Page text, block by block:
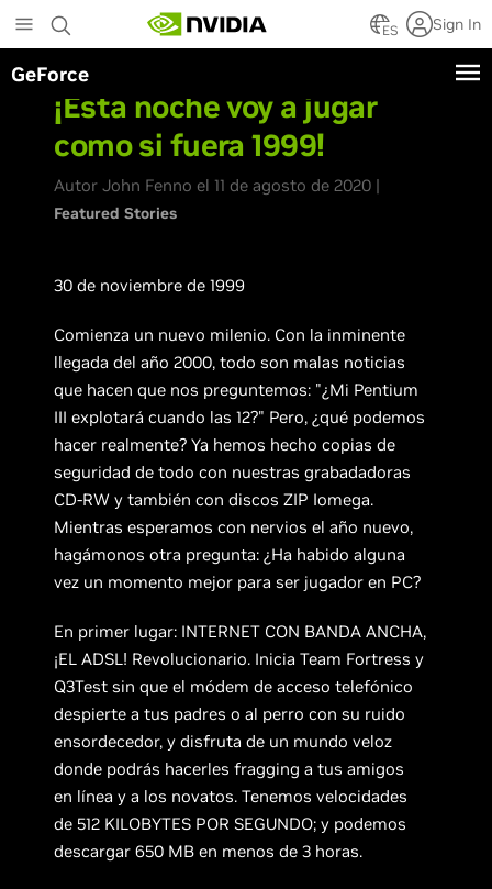
to
main
content
ES Sign In
GeForce
¡Esta noche voy a jugar
como si fuera 1999!
Autor John Fenno el 11 de agosto de 2020 |
Featured Stories
30 de noviembre de 1999
Comienza un nuevo milenio. Con la inminente
llegada del año 2000, todo son malas noticias
que hacen que nos preguntemos: "¿Mi Pentium
III explotará cuando las 12?" Pero, ¿qué podemos
hacer realmente? Ya hemos hecho copias de
seguridad de todo con nuestras grabadadoras
CD-RW y también con discos ZIP Iomega.
Mientras esperamos con nervios el año nuevo,
hagámonos otra pregunta: ¿Ha habido alguna
vez un momento mejor para ser jugador en PC?
En primer lugar: INTERNET CON BANDA ANCHA,
¡EL ADSL! Revolucionario. Inicia Team Fortress y
Q3Test sin que el módem de acceso telefónico
despierte a tus padres o al perro con su ruido
ensordecedor, y disfruta de un mundo veloz
donde podrás hacerles fragging a tus amigos
en línea y a los novatos. Tenemos velocidades
de 512 KILOBYTES POR SEGUNDO; y podemos
descargar 650 MB en menos de 3 horas.